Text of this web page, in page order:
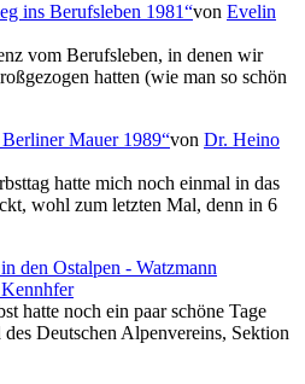
ins Berufsleben 1981 von Evelin
vom Berufsleben, in denen wir
hatten (wie man so schön
Mauer 1989 von Dr. Heino
hatte mich noch einmal in das
wohl zum letzten Mal, denn in 6
den Ostalpen - Watzmann
hatte noch ein paar schöne Tage
Deutschen Alpenvereins, Sektion